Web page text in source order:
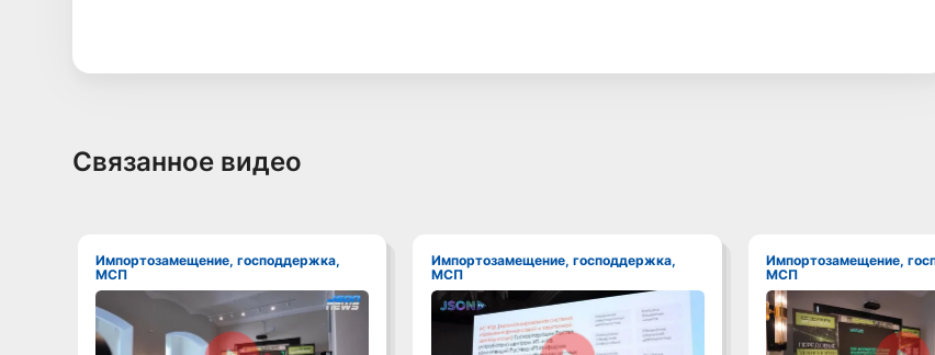
Связанное видео
Импортозамещение, господдержка,
МСП
Импортозамещение, господдержка,
МСП
Импортозамещение, господдержка,
МСП